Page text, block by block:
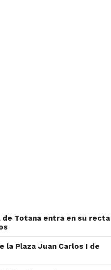
Totana entra en su recta
la Plaza Juan Carlos I de